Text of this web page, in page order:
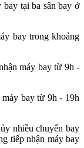
tại ba sân bay ở
bay trong khoảng
máy bay từ 9h -
bay từ 9h - 19h
nhiều chuyến bay
tiếp nhận máy bay